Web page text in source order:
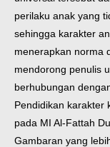
perilaku anak yang
sehingga karakter
menerapkan norma
mendorong penulis
berhubungan
Pendidikan karakter
pada MI Al-Fattah
Gambaran yang